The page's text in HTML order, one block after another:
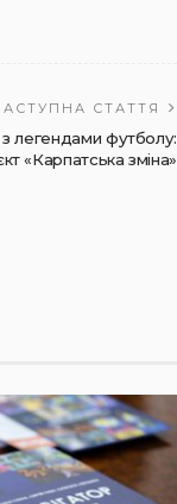
СТАТТЯ
з легендами футболу:
«Карпатська зміна»